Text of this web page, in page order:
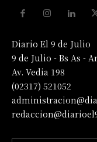
Diario El 9 de Julio
9 de Julio - Bs As -
Av. Vedia 198
(02317) 521052